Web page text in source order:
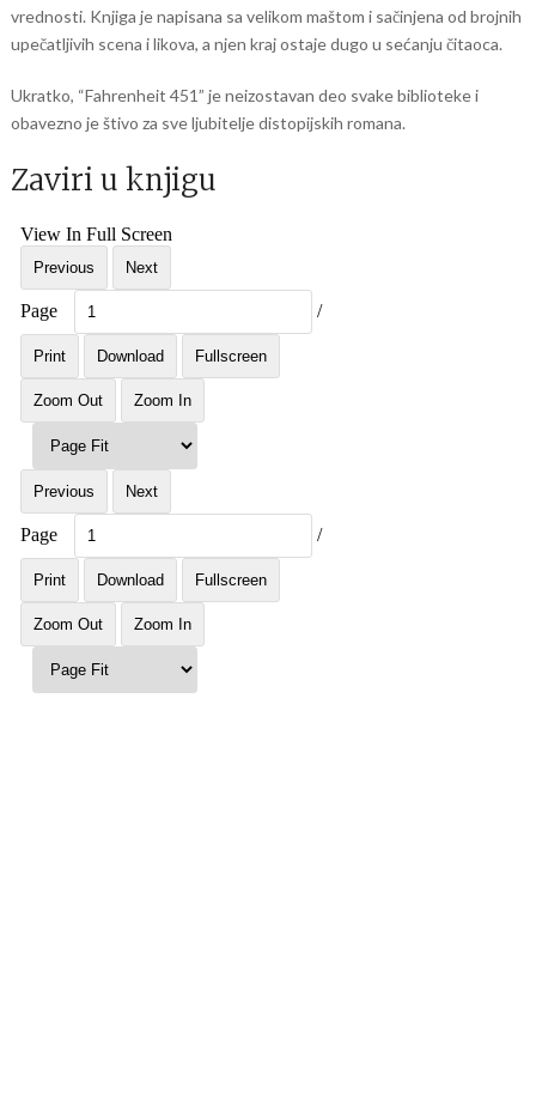
vrednosti. Knjiga je napisana sa velikom maštom i sačinjena od brojnih
upečatljivih scena i likova, a njen kraj ostaje dugo u sećanju čitaoca.
Ukratko, “Fahrenheit 451” je neizostavan deo svake biblioteke i
obavezno je štivo za sve ljubitelje distopijskih romana.
Zaviri u knjigu